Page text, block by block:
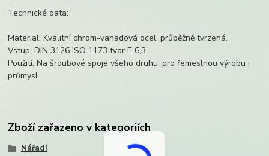
Technické data:
Material: Kvalitní chrom-vanadová ocel, průběžně tvrzená.
Vstup: DIN 3126 ISO 1173 tvar E 6,3.
Použití: Na šroubové spoje všeho druhu, pro řemeslnou výrobu i
průmysl.
Zboží zařazeno v kategoriích
Nářadí